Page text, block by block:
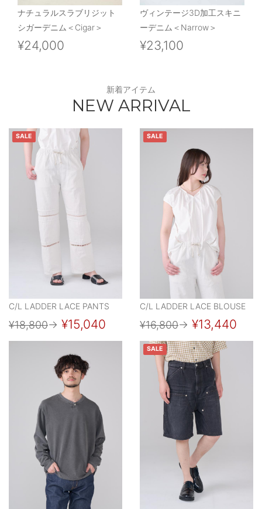
ナチュラルスラブリジット
シガーデニム＜Cigar＞
¥24,000
ヴィンテージ3D加工スキニ
ーデニム＜Narrow＞
¥23,100
新着アイテム
NEW ARRIVAL
SALE
C/L LADDER LACE PANTS
¥18,800→ ¥15,040
SALE
C/L LADDER LACE BLOUSE
¥16,800→ ¥13,440
SALE